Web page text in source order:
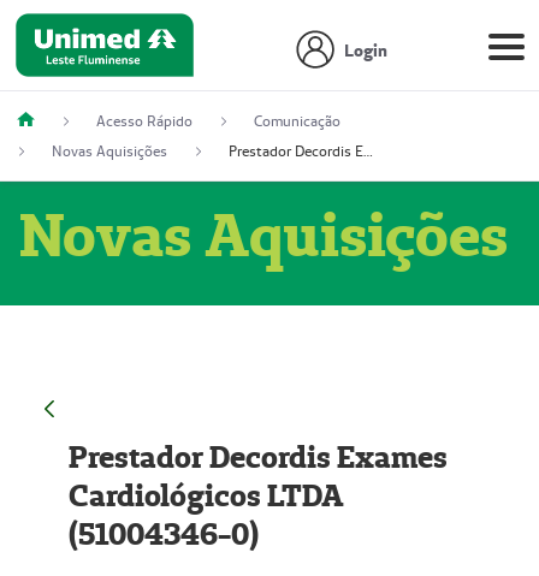
Login
Acesso Rápido
Comunicação
Novas Aquisições
Prestador Decordis Exames Cardiológicos LTDA (51004346-0)
Novas Aquisições
Prestador Decordis Exames
Cardiológicos LTDA
(51004346-0)